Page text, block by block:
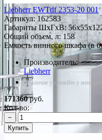
Liebherr EWTdf 2353-20 001
Артикул: 162583
Габариты ШxГxВ:
Общий объем, л: 158
Емкость винного шкафа (в
Производитель:
Liebherr
*Наличие уточняйте у
171360руб.
Кол-во:
−
Купить